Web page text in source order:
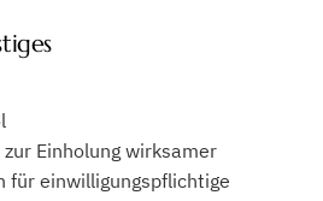
Einholung wirksamer
für einwilligungspflichtige